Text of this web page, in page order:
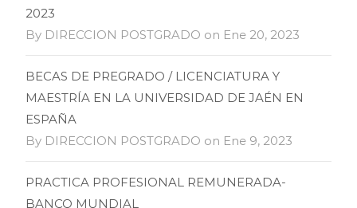
2023
By DIRECCION POSTGRADO on Ene 20, 2023
BECAS DE PREGRADO / LICENCIATURA Y
MAESTRÍA EN LA UNIVERSIDAD DE JAÉN EN
ESPAÑA
By DIRECCION POSTGRADO on Ene 9, 2023
PRACTICA PROFESIONAL REMUNERADA-
BANCO MUNDIAL